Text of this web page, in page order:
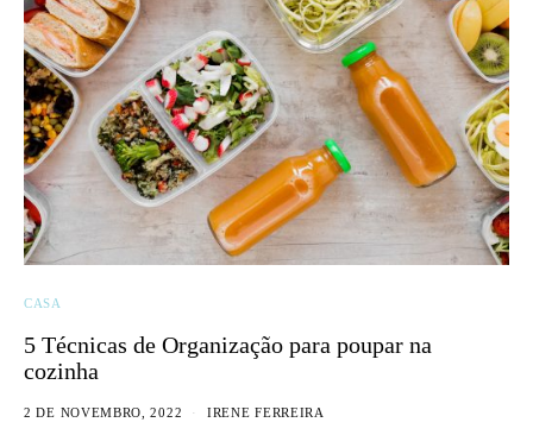
CASA
5 Técnicas de Organização para poupar na
cozinha
2 DE NOVEMBRO, 2022 IRENE FERREIRA